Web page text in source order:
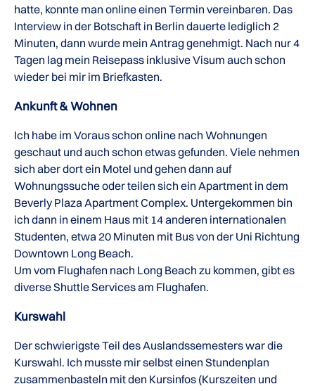
hatte, konnte man online einen Termin vereinbaren. Das
Interview in der Botschaft in Berlin dauerte lediglich 2
Minuten, dann wurde mein Antrag genehmigt. Nach nur 4
Tagen lag mein Reisepass inklusive Visum auch schon
wieder bei mir im Briefkasten.
Ankunft & Wohnen
Ich habe im Voraus schon online nach Wohnungen
geschaut und auch schon etwas gefunden. Viele nehmen
sich aber dort ein Motel und gehen dann auf
Wohnungssuche oder teilen sich ein Apartment in dem
Beverly Plaza Apartment Complex. Untergekommen bin
ich dann in einem Haus mit 14 anderen internationalen
Studenten, etwa 20 Minuten mit Bus von der Uni Richtung
Downtown Long Beach.
Um vom Flughafen nach Long Beach zu kommen, gibt es
diverse Shuttle Services am Flughafen.
Kurswahl
Der schwierigste Teil des Auslandssemesters war die
Kurswahl. Ich musste mir selbst einen Stundenplan
zusammenbasteln mit den Kursinfos (Kurszeiten und